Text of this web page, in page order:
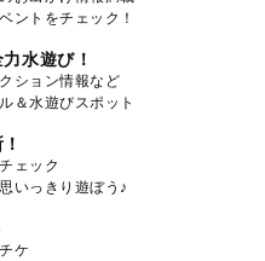
ントをチェック！
水遊び！
ション情報など
＆水遊びスポット
ェック
いっきり遊ぼう♪
ケ